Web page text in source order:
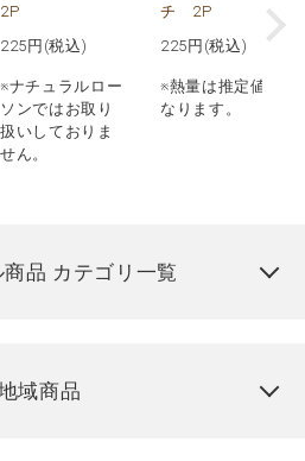
2P
225 円(税込)
※ナチュラルロー
ソンではお取り
扱いしておりま
せん。
チ 2P
225 円(税込)
※熱量は推定値と
なります。
品 カテゴリ一覧
域商品